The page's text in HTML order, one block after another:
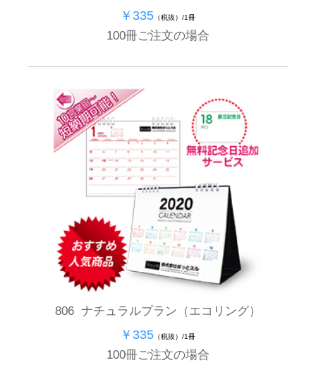
￥335 （税抜）/1冊
100冊ご注文の場合
806 ナチュラルプラン（エコリング）
￥335 （税抜）/1冊
100冊ご注文の場合